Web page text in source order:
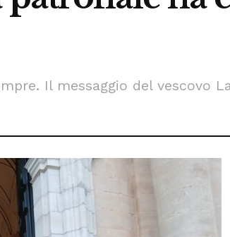
Il messaggio del vescovo